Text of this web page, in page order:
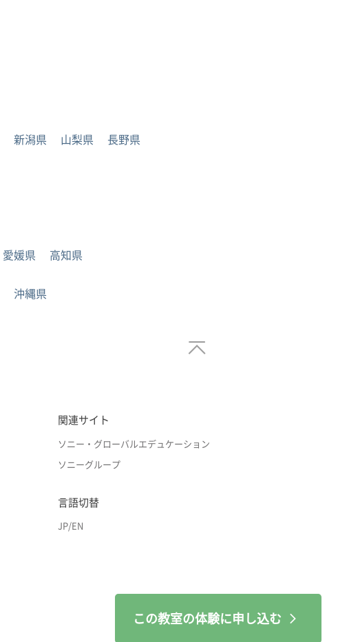
この教室の体験に申し込む
新潟県 山梨県 長野県
愛媛県 高知県
沖縄県
関連サイト
ソニー・グローバルエデュケーション
ソニーグループ
言語切替
JP/EN